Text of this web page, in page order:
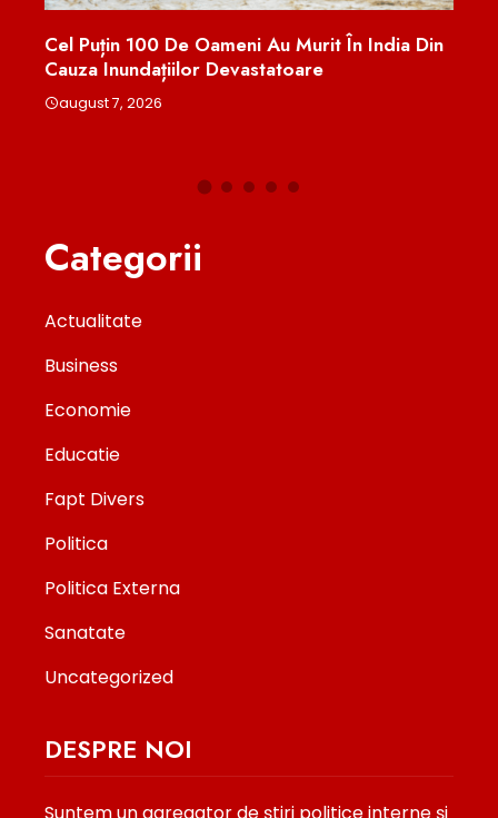
Murit În India Din Ministerul Educației Pregătește
Pentru Elevii Care Au Obținut
Categorii
Actualitate
Business
Economie
Educatie
Fapt Divers
Politica
Politica Externa
Sanatate
Uncategorized
DESPRE NOI